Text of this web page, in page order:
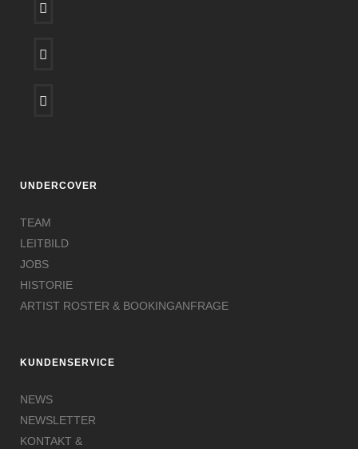
UNDERCOVER
TEAM
LEITBILD
JOBS
HISTORIE
ARTIST ROSTER & BOOKINGANFRAGE
KUNDENSERVICE
NEWS
NEWSLETTER
KONTAKT &